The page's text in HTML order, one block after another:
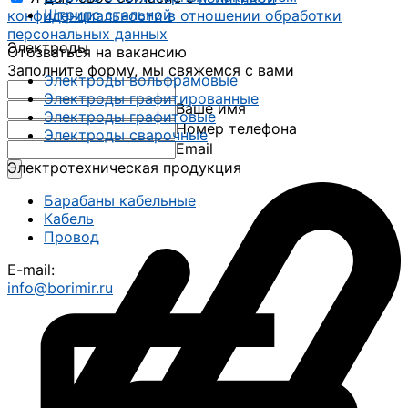
Штрипс стальной
Электроды
Электроды вольфрамовые
Электроды графитированные
Электроды графитовые
Электроды сварочные
Электротехническая продукция
Барабаны кабельные
Кабель
Провод
E-mail:
info@borimir.ru
конфиденциальности в отношении обработки
персональных данных
Отозваться на вакансию
Заполните форму, мы свяжемся с вами
Ваше имя
Номер телефона
Email